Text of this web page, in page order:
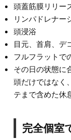
頭蓋筋膜リリー
リンパドレナー
頭浸浴
目元、首肩、デ
フルフラットで
その日の状態に
頭だけではなく
テまで含めた休
完全個室